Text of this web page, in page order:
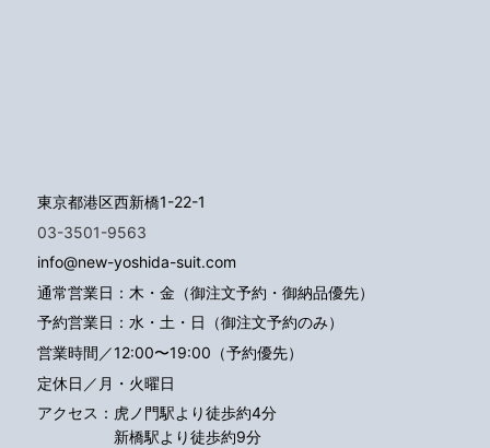
東京都港区西新橋1-22-1
03-3501-9563
info@new-yoshida-suit.com
通常営業日：木・金（御注文予約・御納品優先）
予約営業日：水・土・日（御注文予約のみ）
営業時間／12:00〜19:00（予約優先）
定休日／月・火曜日
アクセス： 虎ノ門駅より徒歩約4分
新橋駅より徒歩約9分